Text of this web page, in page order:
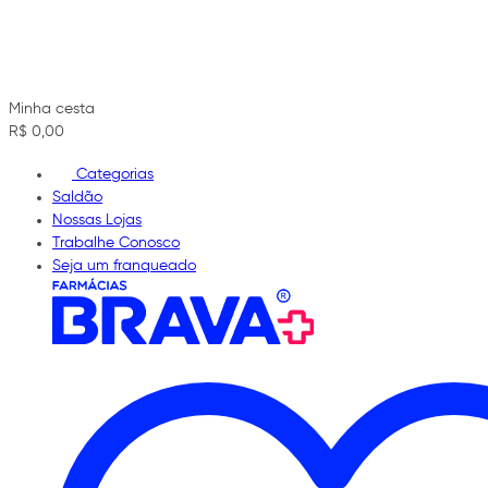
Minha cesta
R$ 0,00
Categorias
Saldão
Nossas Lojas
Trabalhe Conosco
Seja um franqueado